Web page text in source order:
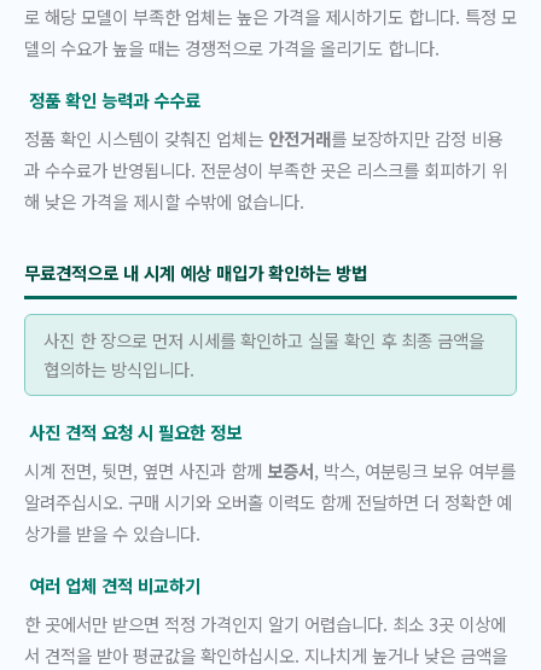
로 해당 모델이 부족한 업체는 높은 가격을 제시하기도 합니다. 특정 모
델의 수요가 높을 때는 경쟁적으로 가격을 올리기도 합니다.
정품 확인 능력과 수수료
정품 확인 시스템이 갖춰진 업체는 안전거래를 보장하지만 감정 비용
과 수수료가 반영됩니다. 전문성이 부족한 곳은 리스크를 회피하기 위
해 낮은 가격을 제시할 수밖에 없습니다.
무료견적으로 내 시계 예상 매입가 확인하는 방법
사진 한 장으로 먼저 시세를 확인하고 실물 확인 후 최종 금액을
협의하는 방식입니다.
사진 견적 요청 시 필요한 정보
시계 전면, 뒷면, 옆면 사진과 함께 보증서, 박스, 여분링크 보유 여부를
알려주십시오. 구매 시기와 오버홀 이력도 함께 전달하면 더 정확한 예
상가를 받을 수 있습니다.
여러 업체 견적 비교하기
한 곳에서만 받으면 적정 가격인지 알기 어렵습니다. 최소 3곳 이상에
서 견적을 받아 평균값을 확인하십시오. 지나치게 높거나 낮은 금액을